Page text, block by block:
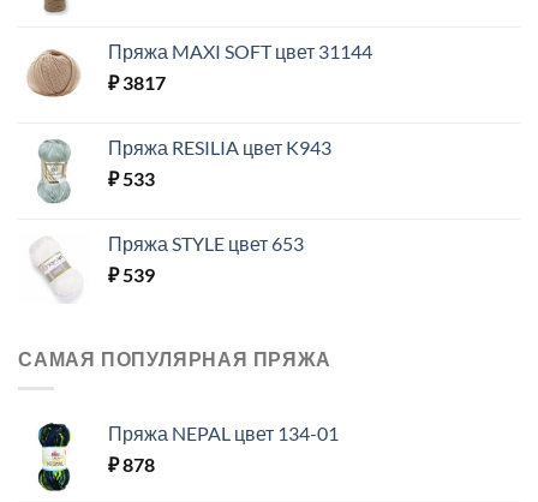
Пряжа MAXI SOFT цвет 31144
₽3817
Пряжа RESILIA цвет K943
₽533
Пряжа STYLE цвет 653
₽539
САМАЯ ПОПУЛЯРНАЯ ПРЯЖА
Пряжа NEPAL цвет 134-01
₽878